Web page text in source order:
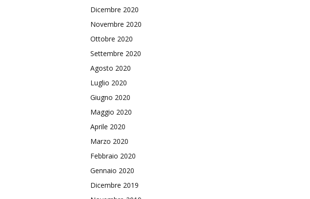
Dicembre 2020
Novembre 2020
Ottobre 2020
Settembre 2020
Agosto 2020
Luglio 2020
Giugno 2020
Maggio 2020
Aprile 2020
Marzo 2020
Febbraio 2020
Gennaio 2020
Dicembre 2019